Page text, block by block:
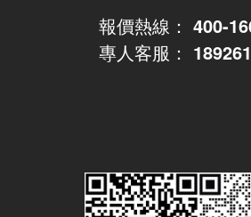
報價熱線： 400-
專人客服：